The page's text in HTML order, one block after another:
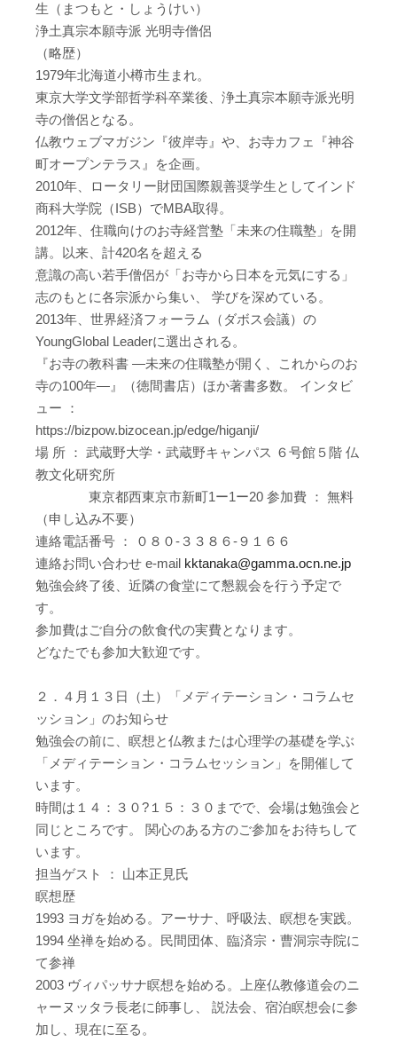
生（まつもと・しょうけい）
浄土真宗本願寺派 光明寺僧侶
（略歴）
1979年北海道小樽市生まれ。
東京大学文学部哲学科卒業後、浄土真宗本願寺派光明
寺の僧侶となる。
仏教ウェブマガジン『彼岸寺』や、お寺カフェ『神谷
町オープンテラス』を企画。
2010年、ロータリー財団国際親善奨学生としてインド
商科大学院（ISB）でMBA取得。
2012年、住職向けのお寺経営塾「未来の住職塾」を開
講。以来、計420名を超える
意識の高い若手僧侶が「お寺から日本を元気にする」
志のもとに各宗派から集い、 学びを深めている。
2013年、世界経済フォーラム（ダボス会議）の
YoungGlobal Leaderに選出される。
『お寺の教科書 ―未来の住職塾が開く、これからのお
寺の100年―』（徳間書店）ほか著書多数。 インタビ
ュー ：
https://bizpow.bizocean.jp/edge/higanji/
場 所 ： 武蔵野大学・武蔵野キャンパス ６号館５階 仏
教文化研究所
東京都西東京市新町1ー1ー20 参加費 ： 無料
（申し込み不要）
連絡電話番号 ： ０８０-３３８６-９１６６
連絡お問い合わせ e-mail kktanaka@gamma.ocn.ne.jp
勉強会終了後、近隣の食堂にて懇親会を行う予定で
す。
参加費はご自分の飲食代の実費となります。
どなたでも参加大歓迎です。
２．４月１３日（土）「メディテーション・コラムセ
ッション」のお知らせ
勉強会の前に、瞑想と仏教または心理学の基礎を学ぶ
「メディテーション・コラムセッション」を開催して
います。
時間は１４：３０?１５：３０までで、会場は勉強会と
同じところです。 関心のある方のご参加をお待ちして
います。
担当ゲスト ： 山本正見氏
瞑想歴
1993 ヨガを始める。アーサナ、呼吸法、瞑想を実践。
1994 坐禅を始める。民間団体、臨済宗・曹洞宗寺院に
て参禅
2003 ヴィパッサナ瞑想を始める。上座仏教修道会のニ
ャーヌッタラ長老に師事し、 説法会、宿泊瞑想会に参
加し、現在に至る。